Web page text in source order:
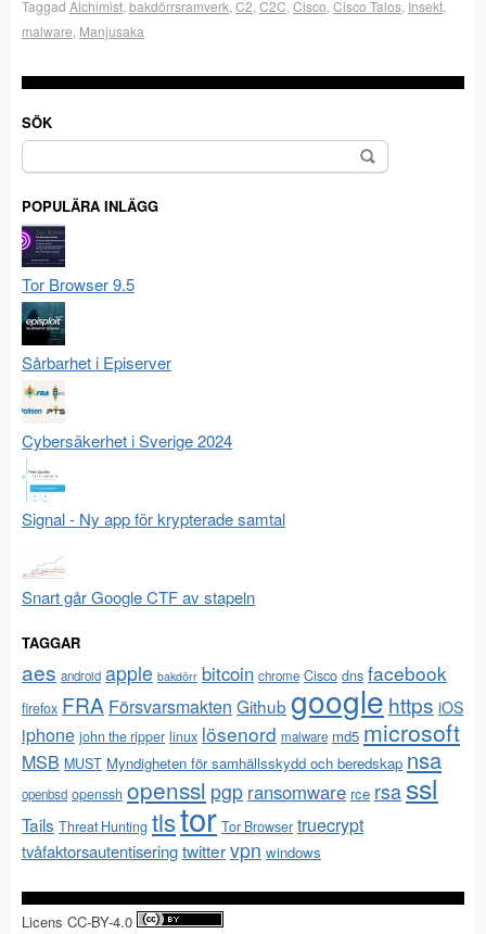
Taggad Alchimist bakdörrsramverk C2 C2C Cisco Cisco Talos Insekt
malware Manjusaka
SÖK
Sök
efter:
POPULÄRA INLÄGG
Tor Browser 9.5
Sårbarhet i Episerver
Cybersäkerhet i Sverige 2024
Signal - Ny app för krypterade samtal
Snart går Google CTF av stapeln
TAGGAR
aes android apple bakdörr bitcoin chrome Cisco dns facebook
firefox FRA Försvarsmakten Github google https iOS
iphone john the ripper linux lösenord malware md5 microsoft
MSB MUST Myndigheten för samhällsskydd och beredskap nsa
openbsd openssh openssl pgp ransomware rce rsa ssl
Tails Threat Hunting tlstor Tor Browser truecrypt
tvåfaktorsautentiseringtwittervpn windows
Licens CC-BY-4.0